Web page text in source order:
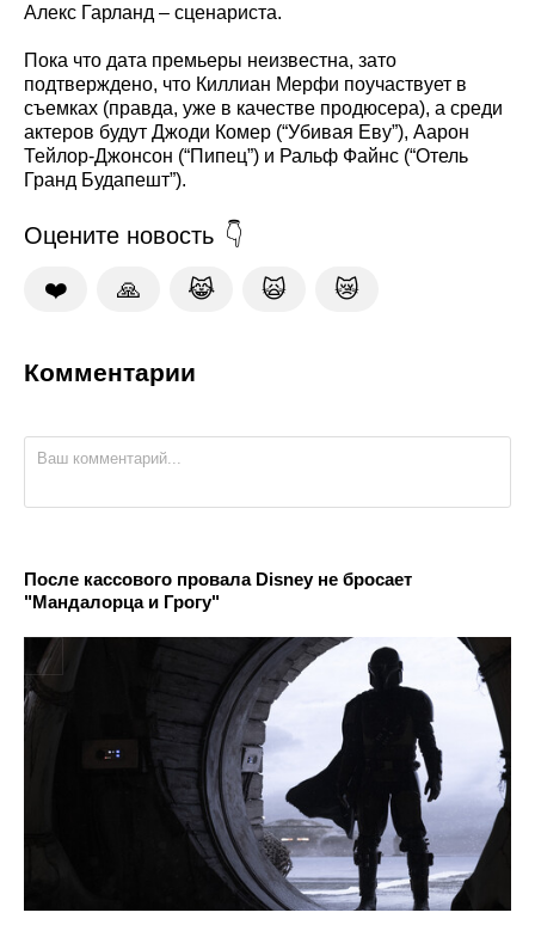
Алекс Гарланд – сценариста.
Пока что дата премьеры неизвестна, зато
подтверждено, что Киллиан Мерфи поучаствует в
съемках (правда, уже в качестве продюсера), а среди
актеров будут Джоди Комер (“Убивая Еву”), Аарон
Тейлор-Джонсон (“Пипец”) и Ральф Файнс (“Отель
Гранд Будапешт”).
Оцените новость
❤️ 🙏 😹 🙀 😿
Комментарии
После кассового провала Disney не бросает
"Мандалорца и Грогу"